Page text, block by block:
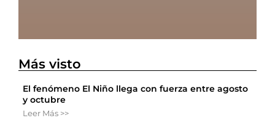
Más visto
El fenómeno El Niño llega con fuerza entre agosto
y octubre
Leer Más >>